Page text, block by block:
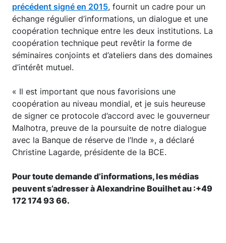
précédent signé en 2015, fournit un cadre pour un
échange régulier d’informations, un dialogue et une
coopération technique entre les deux institutions. La
coopération technique peut revêtir la forme de
séminaires conjoints et d’ateliers dans des domaines
d’intérêt mutuel.
« Il est important que nous favorisions une
coopération au niveau mondial, et je suis heureuse
de signer ce protocole d’accord avec le gouverneur
Malhotra, preuve de la poursuite de notre dialogue
avec la Banque de réserve de l’Inde », a déclaré
Christine Lagarde, présidente de la BCE.
Pour toute demande d’informations, les médias
peuvent s’adresser à Alexandrine Bouilhet au :+49
172 174 93 66.